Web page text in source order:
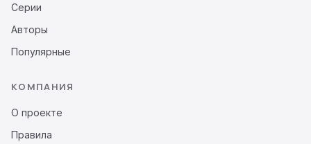
Серии
Авторы
Популярные
КОМПАНИЯ
О проекте
Правила